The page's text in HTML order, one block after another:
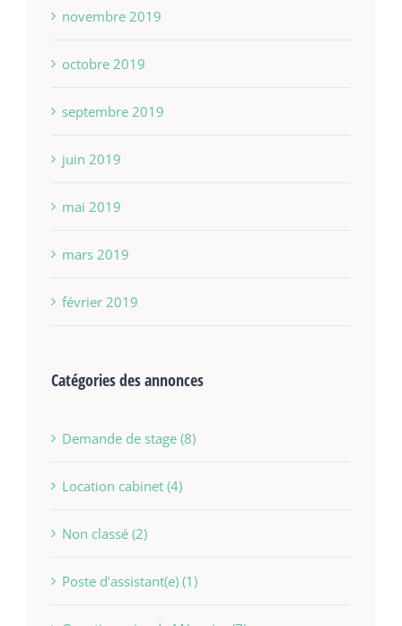
novembre 2019
octobre 2019
septembre 2019
juin 2019
mai 2019
mars 2019
février 2019
Catégories des annonces
Demande de stage (8)
Location cabinet (4)
Non classé (2)
Poste d’assistant(e) (1)